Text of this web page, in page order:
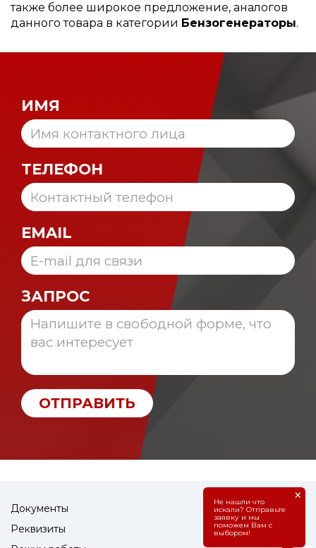
также более широкое предложение, аналогов
данного товара в категории Бензогенераторы.
ИМЯ
ТЕЛЕФОН
EMAIL
ЗАПРОС
ОТПРАВИТЬ
Документы
Реквизиты
Не нашли что
искали? Отправьте
заявку и мы
поможем Вам с
выбором!
×